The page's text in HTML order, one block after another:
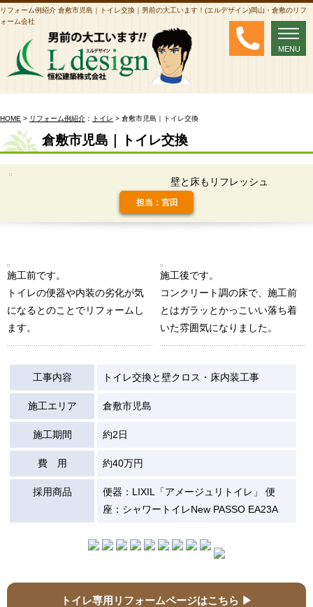
リフォーム例紹介 倉敷市児島｜トイレ交換｜男前の大工います！(エルデザイン)岡山・倉敷のリフ
ォーム会社
MENU
HOME > リフォーム例紹介 ： トイレ > 倉敷市児島｜トイレ交換
倉敷市児島｜トイレ交換
壁と床もリフレッシュ
担当：宮田
施工前です。
トイレの便器や内装の劣化が気
になるとのことでリフォームし
ます。
施工後です。
コンクリート調の床で、施工前
とはガラッとかっこいい落ち着
いた雰囲気になりました。
工事内容 トイレ交換と壁クロス・床内装工事
施工エリア 倉敷市児島
施工期間 約2日
費 用 約40万円
採用商品
便器：LIXIL「アメージュリトイレ」 便
座：シャワートイレNew PASSO EA23A
トイレ専用リフォームページはこちら ▶
MENU